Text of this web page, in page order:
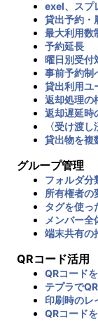
exel、スプ
貸出予約・
最大利用数
予約延長
曜日別受付
事前予約制
貸出利用ユ
返却処理の
返却遅延時
〈受け渡
貸出物を複
グループ管理
フォルダ分
所有権者の
タグを使っ
メンバー
端末共有の
QRコード活用
QRコード
テプラで
印刷時のレ
QRコード